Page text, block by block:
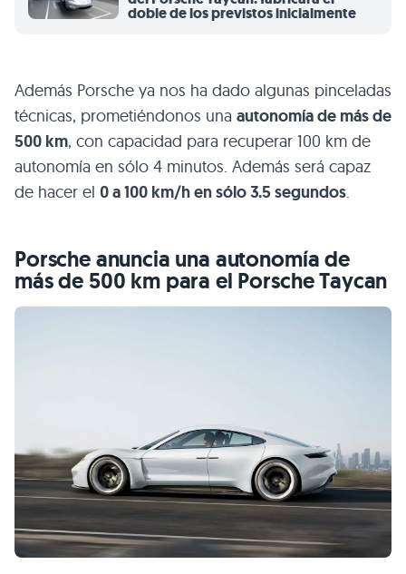
doble de los previstos inicialmente
Además Porsche ya nos ha dado algunas pinceladas
técnicas, prometiéndonos una autonomía de más de
500 km, con capacidad para recuperar 100 km de
autonomía en sólo 4 minutos. Además será capaz
de hacer el 0 a 100 km/h en sólo 3.5 segundos.
Porsche anuncia una autonomía de
más de 500 km para el Porsche Taycan